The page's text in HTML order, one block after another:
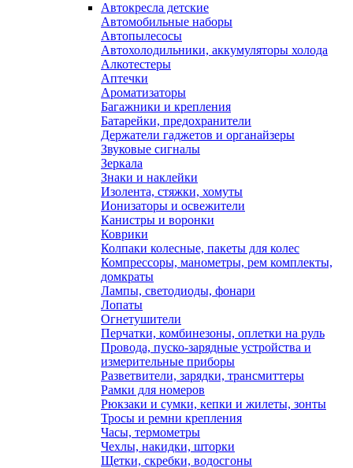
Автокресла детские
Автомобильные наборы
Автопылесосы
Автохолодильники, аккумуляторы холода
Алкотестеры
Аптечки
Ароматизаторы
Багажники и крепления
Батарейки, предохранители
Держатели гаджетов и органайзеры
Звуковые сигналы
Зеркала
Знаки и наклейки
Изолента, стяжки, хомуты
Ионизаторы и освежители
Канистры и воронки
Коврики
Колпаки колесные, пакеты для колес
Компрессоры, манометры, рем комплекты,
домкраты
Лампы, светодиоды, фонари
Лопаты
Огнетушители
Перчатки, комбинезоны, оплетки на руль
Провода, пуско-зарядные устройства и
измерительные приборы
Разветвители, зарядки, трансмиттеры
Рамки для номеров
Рюкзаки и сумки, кепки и жилеты, зонты
Тросы и ремни крепления
Часы, термометры
Чехлы, накидки, шторки
Щетки, скребки, водосгоны